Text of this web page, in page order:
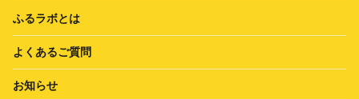
ふるラボとは
よくあるご質問
お知らせ